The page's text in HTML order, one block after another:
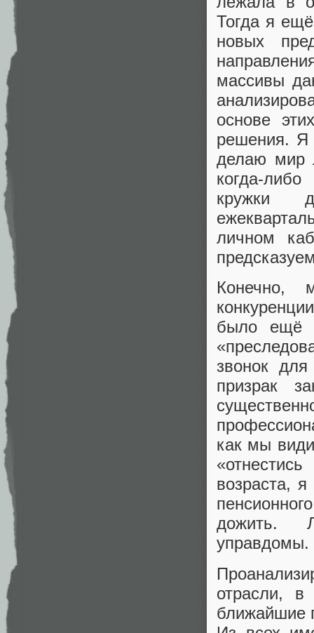
Тогда я
новых
массивы
основе
решения. Я
делаю мир
когда-
кружки
личном
Конечно,
было ещё
звонок
призрак
как мы
возраста,
дожить.
управдомы.
отрасли,
ближайшие